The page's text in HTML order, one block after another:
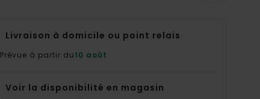
Livraison à domicile ou point relais
Prévue à partir du10 août
Voir la disponibilité en magasin